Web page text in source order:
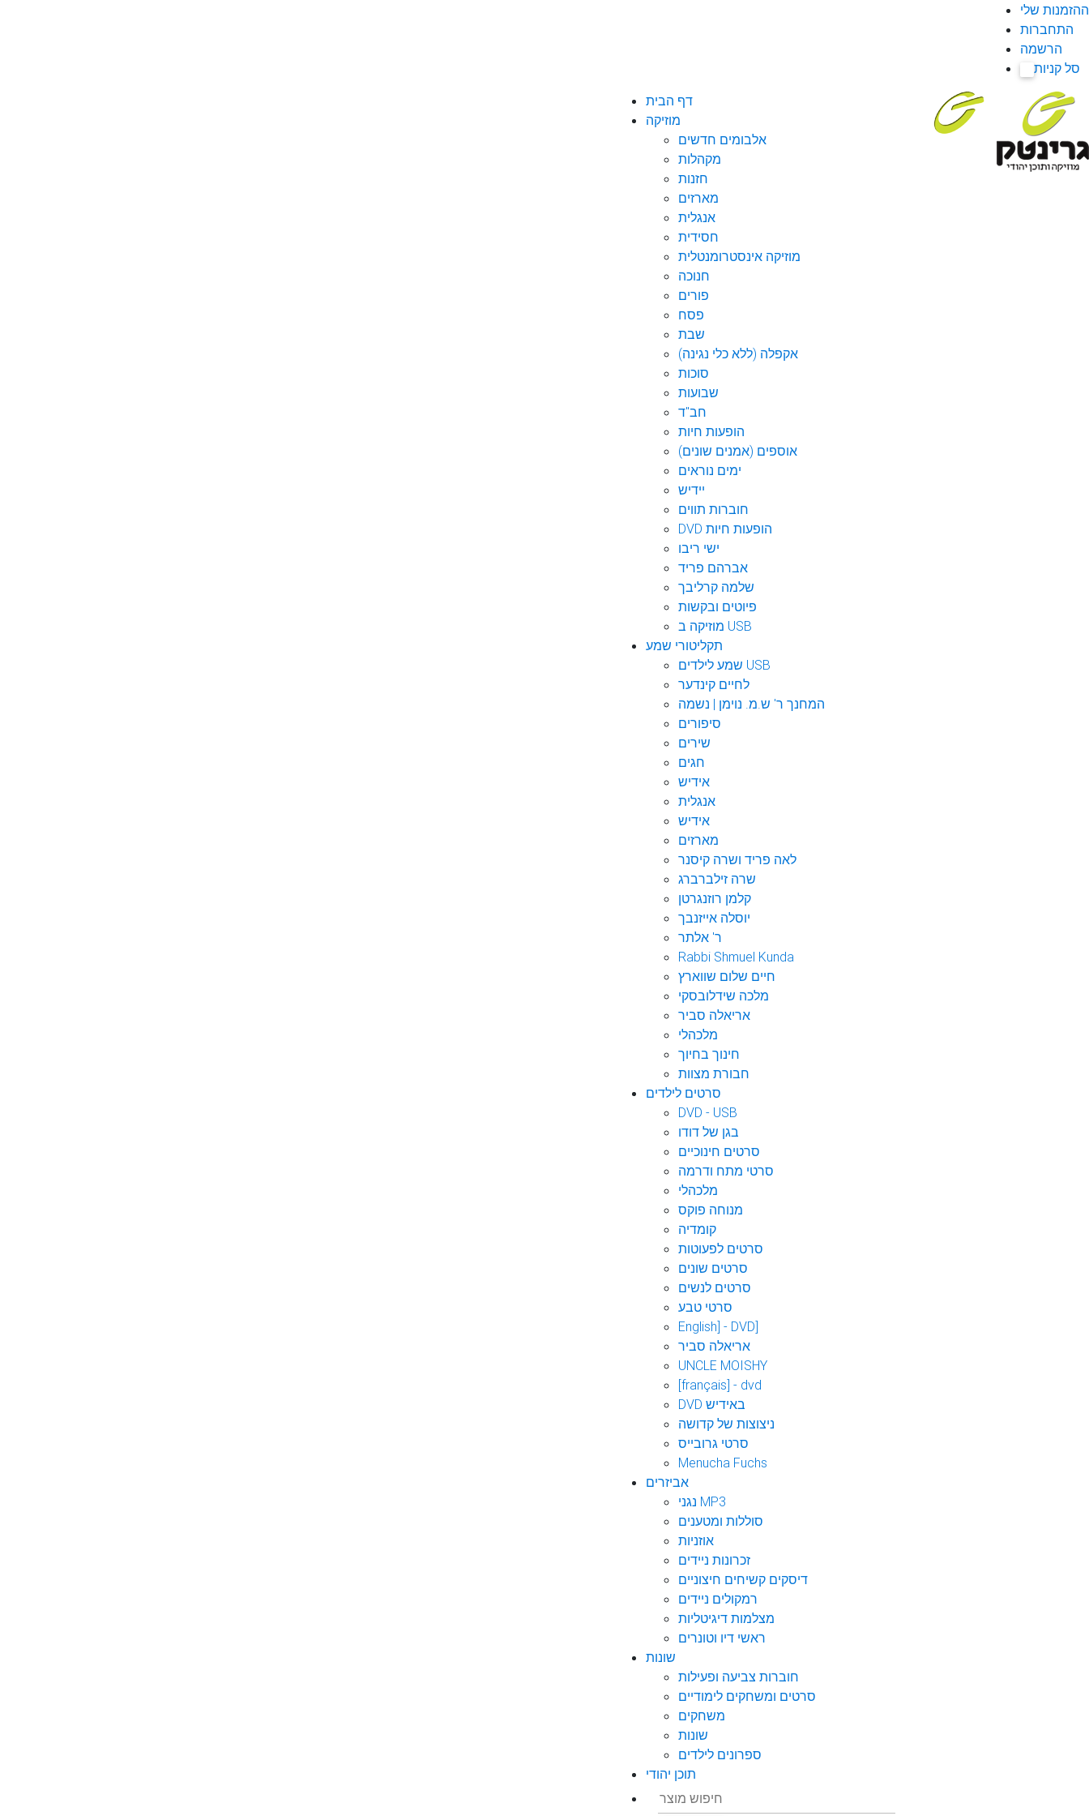
ההזמנות שלי
התחברות
הרשמה
סל קניות
דף הבית
מוזיקה
אלבומים חדשים
מקהלות
חזנות
מארזים
אנגלית
חסידית
מוזיקה אינסטרומנטלית
חנוכה
פורים
פסח
שבת
אקפלה (ללא כלי נגינה)
סוכות
שבועות
חב"ד
הופעות חיות
אוספים (אמנים שונים)
ימים נוראים
יידיש
חוברות תווים
DVD הופעות חיות
ישי ריבו
אברהם פריד
שלמה קרליבך
פיוטים ובקשות
מוזיקה ב USB
תקליטורי שמע
שמע לילדים USB
לחיים קינדער
המחנך ר' ש.מ. נוימן | נשמה
סיפורים
שירים
חגים
אידיש
אנגלית
אידיש
מארזים
לאה פריד ושרה קיסנר
שרה זילברברג
קלמן רוזנגרטן
יוסלה אייזנבך
ר' אלתר
Rabbi Shmuel Kunda
חיים שלום שווארץ
מלכה שידלובסקי
אריאלה סביר
מלכהלי
חינוך בחיוך
חבורת מצוות
סרטים לילדים
DVD - USB
בגן של דודו
סרטים חינוכיים
סרטי מתח ודרמה
מלכהלי
מנוחה פוקס
קומדיה
סרטים לפעוטות
סרטים שונים
סרטים לנשים
סרטי טבע
English] - DVD]
אריאלה סביר
UNCLE MOISHY
[français] - dvd
DVD באידיש
ניצוצות של קדושה
סרטי גרובייס
Menucha Fuchs
אביזרים
נגני MP3
סוללות ומטענים
אוזניות
זכרונות ניידים
דיסקים קשיחים חיצוניים
רמקולים ניידים
מצלמות דיגיטליות
ראשי דיו וטונרים
שונות
חוברות צביעה ופעילות
סרטים ומשחקים לימודיים
משחקים
שונות
ספרונים לילדים
תוכן יהודי